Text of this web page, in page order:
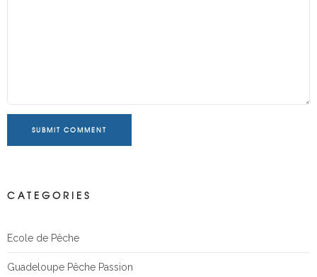
SUBMIT COMMENT
CATEGORIES
Ecole de Pêche
Guadeloupe Pêche Passion